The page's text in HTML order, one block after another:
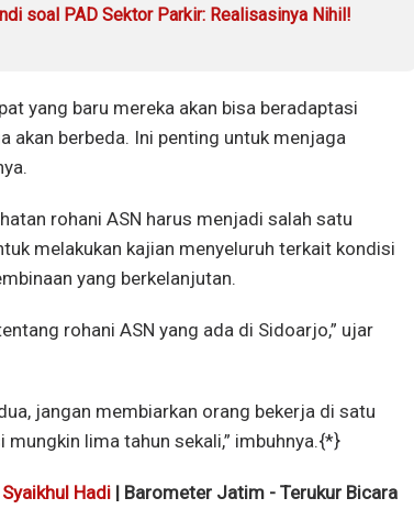
soal PAD Sektor Parkir: Realisasinya Nihil!
yang baru mereka akan bisa beradaptasi
akan berbeda. Ini penting untuk menjaga
rohani ASN harus menjadi salah satu
melakukan kajian menyeluruh terkait kondisi
yang berkelanjutan.
rohani ASN yang ada di Sidoarjo,” ujar
jangan membiarkan orang bekerja di satu
lima tahun sekali,” imbuhnya.{*}
Syaikhul Hadi | Barometer Jatim - Terukur Bicara